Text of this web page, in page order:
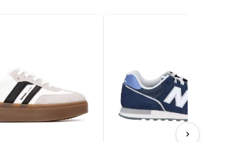
chevron_right